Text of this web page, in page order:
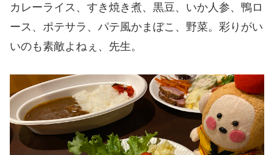
カレーライス、すき焼き煮、黒豆、いか人参、鴨ロ
ース、ポテサラ、パテ風かまぼこ、野菜。彩りがい
いのも素敵よねぇ、先生。